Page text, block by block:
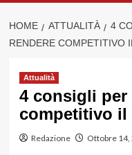
HOME ATTUALITÀ
4
RENDERE COMPETITIVO
Attualità
4 consigli per
competitivo il
Redazione Ottobre 14,